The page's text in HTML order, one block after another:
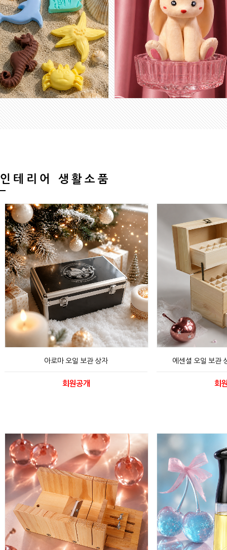
회원공개 회원공개
인테리어 생활소품
아로마 오일 보관 상자
회원공개
에센셜 오일 보관
회